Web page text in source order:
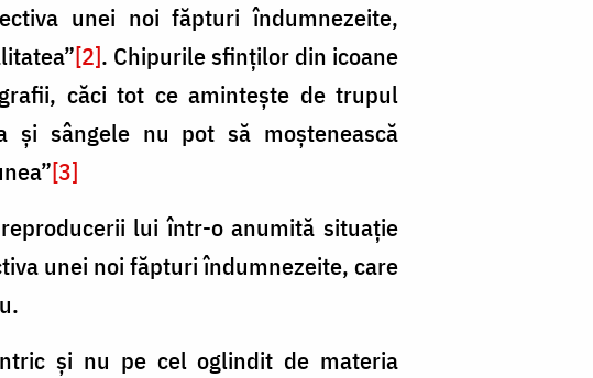
unei noi făpturi îndumnezeite,
[2]. Chipurile sfinților din icoane
căci tot ce amintește de trupul
și sângele nu pot să moștenească
[3]
lui într-o anumită situație
unei noi făpturi îndumnezeite, care
și nu pe cel oglindit de materia